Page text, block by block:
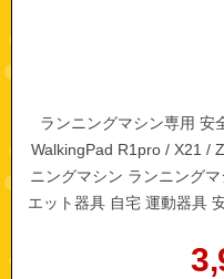
ランニングマシン専用 安
WalkingPad R1pro / X21 /
ニングマシン ランニング
エット器具 自宅 運動器具